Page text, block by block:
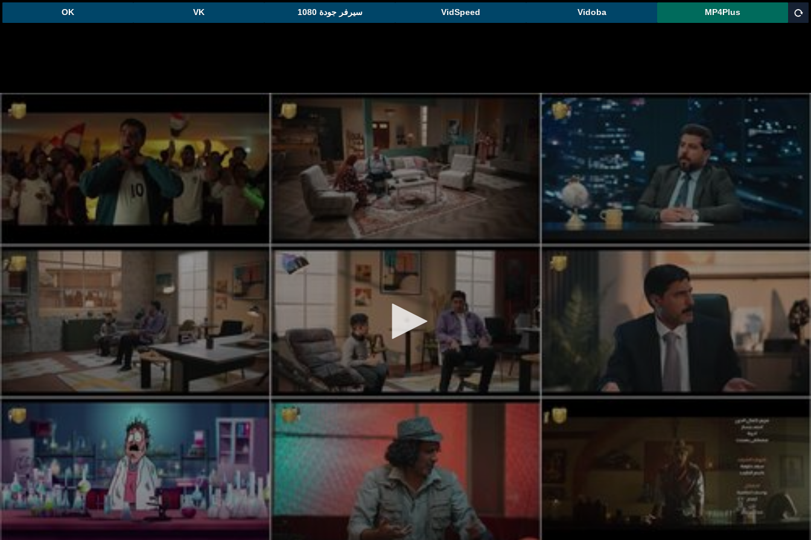
MP4Plus
Vidoba
VidSpeed سيرفر جودة 1080 VK
OK